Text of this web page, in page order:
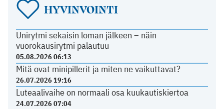
HYVINVOINTI
Unirytmi sekaisin loman jälkeen – näin
vuorokausirytmi palautuu
05.08.2026 06:13
Mitä ovat minipillerit ja miten ne vaikuttavat?
26.07.2026 19:16
Luteaalivaihe on normaali osa kuukautiskiertoa
24.07.2026 07:04